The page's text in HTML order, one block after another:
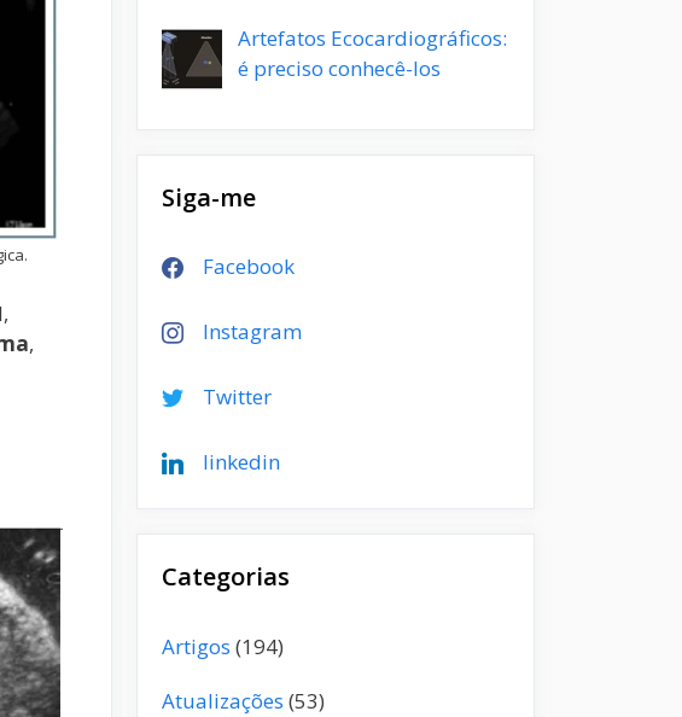
,
Artefatos Ecocardiográficos:
é preciso conhecê-los
Siga-me
Facebook
Instagram
Twitter
linkedin
Categorias
Artigos (194)
Atualizações (53)